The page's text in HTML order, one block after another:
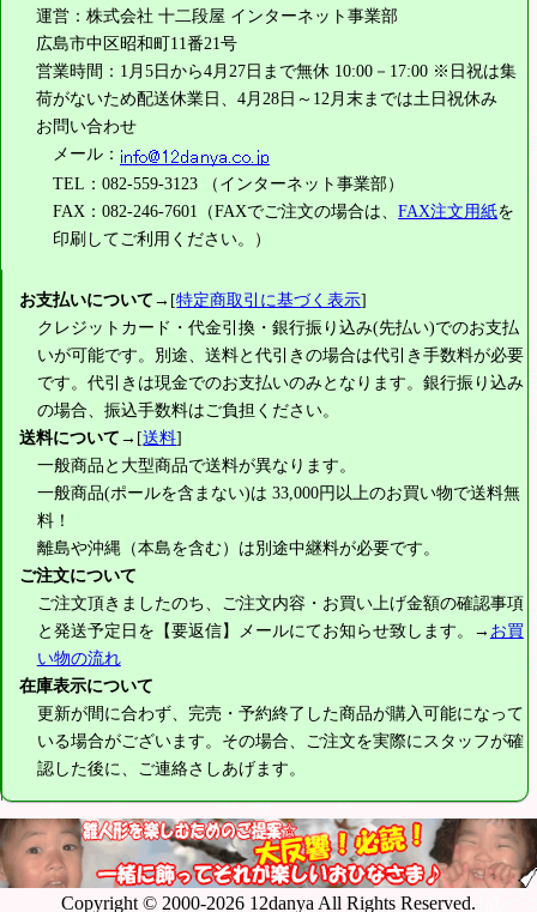
運営：株式会社 十二段屋 インターネット事業部
広島市中区昭和町11番21号
営業時間：1月5日から4月27日まで無休 10:00－17:00 ※日祝は集
荷がないため配送休業日、4月28日～12月末までは土日祝休み
お問い合わせ
メール：
TEL：082-559-3123 （インターネット事業部）
FAX：082-246-7601（FAXでご注文の場合は、FAX注文用紙を
印刷してご利用ください。）
お支払いについて→[特定商取引に基づく表示]
クレジットカード・代金引換・銀行振り込み(先払い)でのお支払
いが可能です。別途、送料と代引きの場合は代引き手数料が必要
です。代引きは現金でのお支払いのみとなります。銀行振り込み
の場合、振込手数料はご負担ください。
送料について→[送料]
一般商品と大型商品で送料が異なります。
一般商品(ポールを含まない)は 33,000円以上のお買い物で送料無
料！
離島や沖縄（本島を含む）は別途中継料が必要です。
ご注文について
ご注文頂きましたのち、ご注文内容・お買い上げ金額の確認事項
と発送予定日を【要返信】メールにてお知らせ致します。→ お買
い物の流れ
在庫表示について
更新が間に合わず、完売・予約終了した商品が購入可能になって
いる場合がございます。その場合、ご注文を実際にスタッフが確
認した後に、ご連絡さしあげます。
Copyright © 2000-2026 12danya All Rights Reserved.